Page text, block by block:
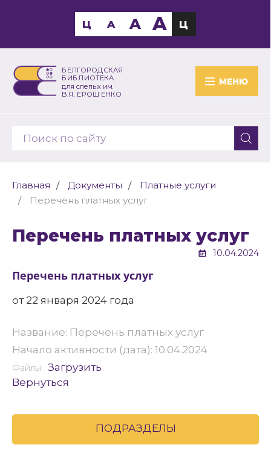
БЕЛГОРОДСКАЯ
БИБЛИОТЕКА
для слепых им.
В.Я. ЕРОШЕНКО
МЕНЮ
Ц A A A Ц
Главная Документы
Платные услуги
Перечень платных услуг
Перечень платных услуг
10.04.2024
Перечень платных услуг
от 22 января 2024 года
Название: Перечень платных услуг
Начало активности (дата): 10.04.2024
Файлы: Загрузить
Вернуться
ПОДРАЗДЕЛЫ